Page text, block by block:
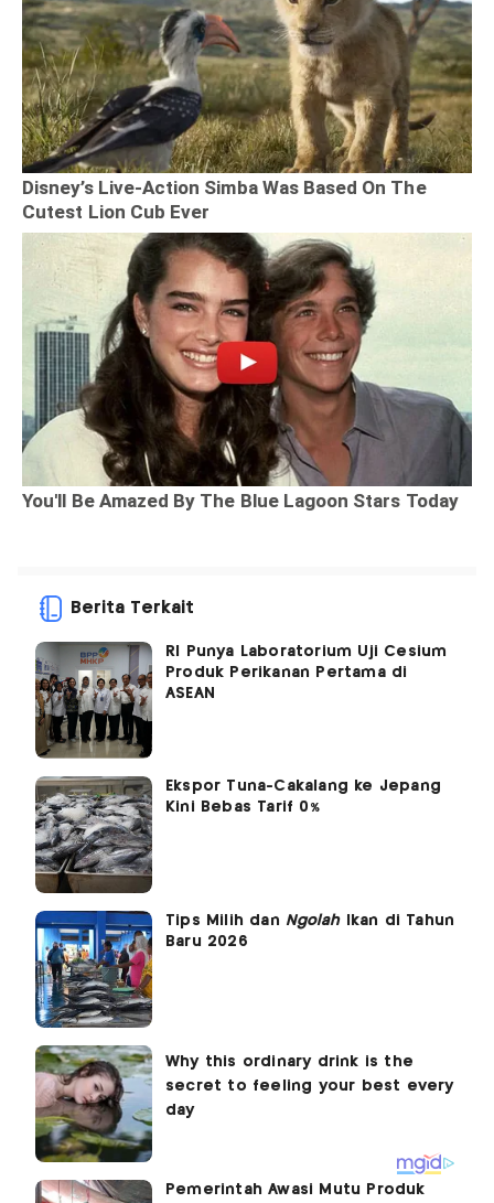
Berita Terkait
RI Punya Laboratorium Uji Cesium
Produk Perikanan Pertama di
ASEAN
Ekspor Tuna-Cakalang ke Jepang
Kini Bebas Tarif 0%
Tips Milih dan NgolahIkan di Tahun
Baru 2026
Pemerintah Awasi Mutu Produk